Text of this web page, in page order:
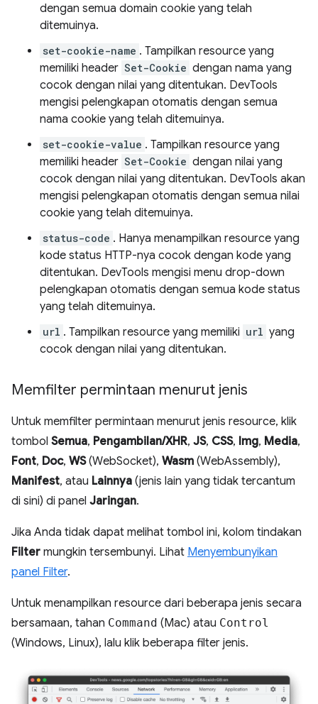
dengan semua domain cookie yang telah
ditemuinya.
set-cookie-name . Tampilkan resource yang
memiliki header Set-Cookie dengan nama yang
cocok dengan nilai yang ditentukan. DevTools
mengisi pelengkapan otomatis dengan semua
nama cookie yang telah ditemuinya.
set-cookie-value . Tampilkan resource yang
memiliki header Set-Cookie dengan nilai yang
cocok dengan nilai yang ditentukan. DevTools akan
mengisi pelengkapan otomatis dengan semua nilai
cookie yang telah ditemuinya.
status-code . Hanya menampilkan resource yang
kode status HTTP-nya cocok dengan kode yang
ditentukan. DevTools mengisi menu drop-down
pelengkapan otomatis dengan semua kode status
yang telah ditemuinya.
url . Tampilkan resource yang memiliki url yang
cocok dengan nilai yang ditentukan.
Memfilter permintaan menurut jenis
Untuk memfilter permintaan menurut jenis resource, klik
tombol Semua, Pengambilan/XHR, JS, CSS, Img, Media,
Font, Doc, WS(WebSocket), Wasm (WebAssembly),
Manifest, atau Lainnya (jenis lain yang tidak tercantum
di sini) di panel Jaringan.
Jika Anda tidak dapat melihat tombol ini, kolom tindakan
Filter mungkin tersembunyi. Lihat Menyembunyikan
panel Filter.
Untuk menampilkan resource dari beberapa jenis secara
bersamaan, tahan Command (Mac) atau Control
(Windows, Linux), lalu klik beberapa filter jenis.